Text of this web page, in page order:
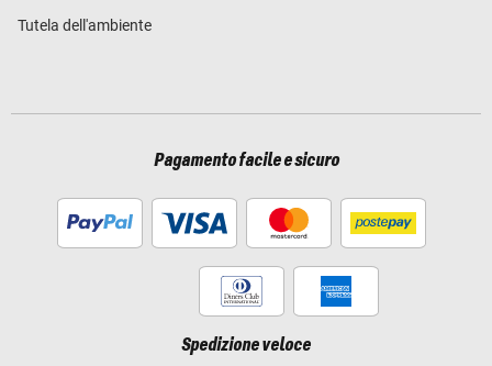
Tutela dell'ambiente
Pagamento facile e sicuro
Spedizione veloce